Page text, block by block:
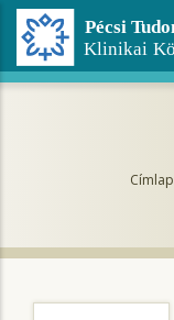
Ugrás
tartalomra
Címlap